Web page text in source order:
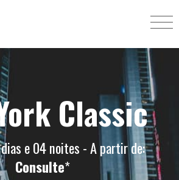
Classic
e 04 noites - A partir de:
Consulte*